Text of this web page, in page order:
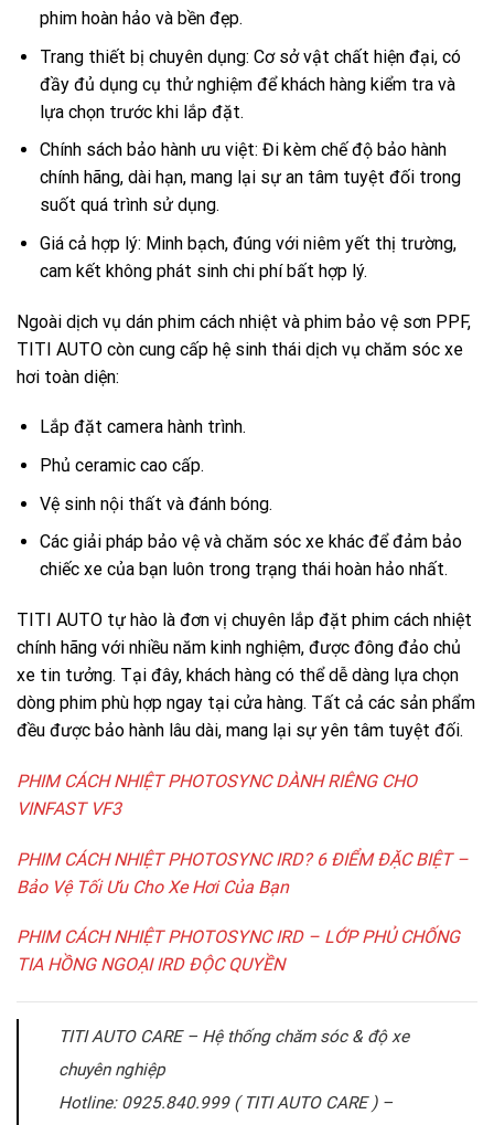
phim hoàn hảo và bền đẹp.
Trang thiết bị chuyên dụng: Cơ sở vật chất hiện đại, có
đầy đủ dụng cụ thử nghiệm để khách hàng kiểm tra và
lựa chọn trước khi lắp đặt.
Chính sách bảo hành ưu việt: Đi kèm chế độ bảo hành
chính hãng, dài hạn, mang lại sự an tâm tuyệt đối trong
suốt quá trình sử dụng.
Giá cả hợp lý: Minh bạch, đúng với niêm yết thị trường,
cam kết không phát sinh chi phí bất hợp lý.
Ngoài dịch vụ dán phim cách nhiệt và phim bảo vệ sơn PPF,
TITI AUTO còn cung cấp hệ sinh thái dịch vụ chăm sóc xe
hơi toàn diện:
Lắp đặt camera hành trình.
Phủ ceramic cao cấp.
Vệ sinh nội thất và đánh bóng.
Các giải pháp bảo vệ và chăm sóc xe khác để đảm bảo
chiếc xe của bạn luôn trong trạng thái hoàn hảo nhất.
TITI AUTO tự hào là đơn vị chuyên lắp đặt phim cách nhiệt
chính hãng với nhiều năm kinh nghiệm, được đông đảo chủ
xe tin tưởng. Tại đây, khách hàng có thể dễ dàng lựa chọn
dòng phim phù hợp ngay tại cửa hàng. Tất cả các sản phẩm
đều được bảo hành lâu dài, mang lại sự yên tâm tuyệt đối.
PHIM CÁCH NHIỆT PHOTOSYNC DÀNH RIÊNG CHO
VINFAST VF3
PHIM CÁCH NHIỆT PHOTOSYNC IRD? 6 ĐIỂM ĐẶC BIỆT –
Bảo Vệ Tối Ưu Cho Xe Hơi Của Bạn
PHIM CÁCH NHIỆT PHOTOSYNC IRD – LỚP PHỦ CHỐNG
TIA HỒNG NGOẠI IRD ĐỘC QUYỀN
TITI AUTO CARE – Hệ thống chăm sóc & độ xe
chuyên nghiệp
Hotline: 0925.840.999 ( TITI AUTO CARE ) –